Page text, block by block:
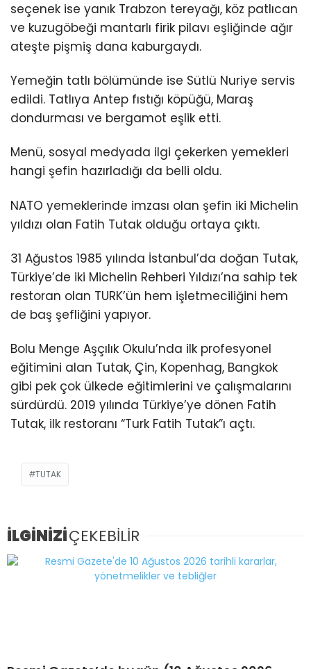
seçenek ise yanık Trabzon tereyağı, köz patlıcan
ve kuzugöbeği mantarlı firik pilavı eşliğinde ağır
ateşte pişmiş dana kaburgaydı.
Yemeğin tatlı bölümünde ise Sütlü Nuriye servis
edildi. Tatlıya Antep fıstığı köpüğü, Maraş
dondurması ve bergamot eşlik etti.
Menü, sosyal medyada ilgi çekerken yemekleri
hangi şefin hazırladığı da belli oldu.
NATO yemeklerinde imzası olan şefin iki Michelin
yıldızı olan Fatih Tutak olduğu ortaya çıktı.
31 Ağustos 1985 yılında İstanbul’da doğan Tutak,
Türkiye’de iki Michelin Rehberi Yıldızı’na sahip tek
restoran olan TURK’ün hem işletmeciliğini hem
de baş şefliğini yapıyor.
Bolu Menge Aşçılık Okulu’nda ilk profesyonel
eğitimini alan Tutak, Çin, Kopenhag, Bangkok
gibi pek çok ülkede eğitimlerini ve çalışmalarını
sürdürdü. 2019 yılında Türkiye’ye dönen Fatih
Tutak, ilk restoranı “Turk Fatih Tutak”ı açtı.
TUTAK
İLGİNİZİÇEKEBİLİR